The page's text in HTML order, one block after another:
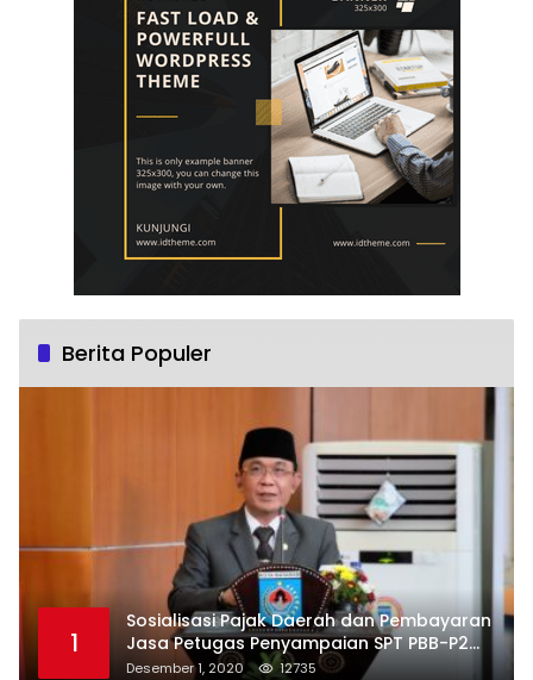
Berita Populer
1
Sosialisasi Pajak Daerah dan Pembayaran
Jasa Petugas Penyampaian SPT PBB-P2
Kota Mataram
Desember 1, 2020 12735